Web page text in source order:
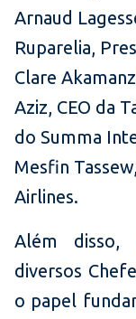
Arnaud
Ruparelia,
Clare
Aziz, CEO da
do Summa
Mesfin
Airlines.
Além disso,
diversos
o papel